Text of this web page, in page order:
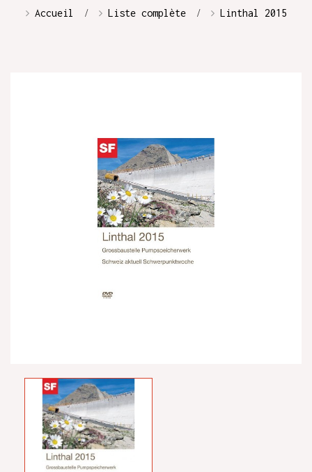
Accueil Liste complète Linthal 2015